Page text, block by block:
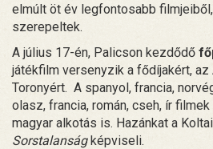
elmúlt öt év legfontosabb
szerepeltek.
A július 17-én, Palicson kezdődő
játékfilm versenyzik a fődíjakért, az
Toronyért. A spanyol, francia,
olasz, francia, román, cseh, ír
magyar alkotás is. Hazánkat a
Sorstalanságképviseli.